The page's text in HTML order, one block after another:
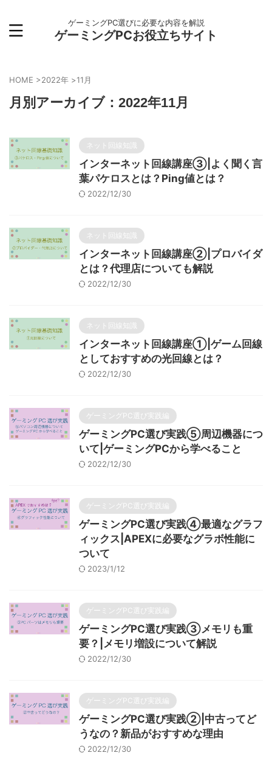
ゲーミングPC選びに必要な内容を解説
ゲーミングPCお役立ちサイト
HOME >2022年 >11月
月別アーカイブ：2022年11月
ネット回線知識
インターネット回線講座③|よく聞く言
葉パケロスとは？Ping値とは？
2022/12/30
ネット回線知識
インターネット回線講座②|プロバイダ
とは？代理店についても解説
2022/12/30
ネット回線知識
インターネット回線講座①|ゲーム回線
としておすすめの光回線とは？
2022/12/30
ゲーミングPC選び実践編
ゲーミングPC選び実践⑤周辺機器につ
いて|ゲーミングPCから学べること
2022/12/30
ゲーミングPC選び実践編
ゲーミングPC選び実践④最適なグラフ
ィックス|APEXに必要なグラボ性能に
ついて
2023/1/12
ゲーミングPC選び実践編
ゲーミングPC選び実践③メモリも重
要？|メモリ増設について解説
2022/12/30
ゲーミングPC選び実践編
ゲーミングPC選び実践②|中古ってど
うなの？新品がおすすめな理由
2022/12/30